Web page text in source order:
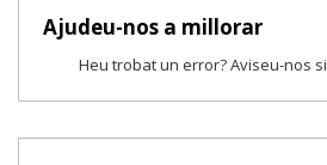
Ajudeu-nos a millorar
Heu trobat un error? Aviseu-nos